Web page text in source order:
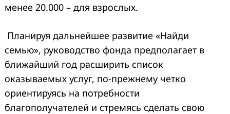
менее 20.000 – для взрослых.
Планируя дальнейшее развитие «Найди
семью», руководство фонда предполагает в
ближайший год расширить список
оказываемых услуг, по-прежнему четко
ориентируясь на потребности
благополучателей и стремясь сделать свою